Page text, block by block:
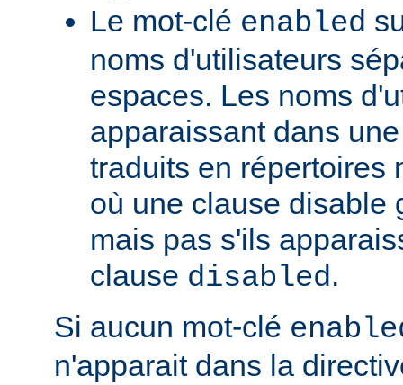
Le mot-clé enabled
noms d'utilisateurs
espaces. Les noms
apparaissant dans
traduits en répertoires
où une clause disable
mais pas s'ils
clause disabled.
Si aucun mot-clé
n'apparait dans la